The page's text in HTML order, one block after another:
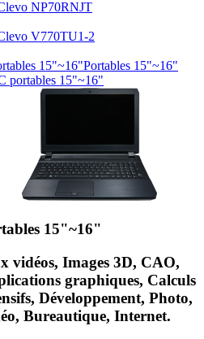
NP70RNJT
V770TU1-2
Portables 15"~16"
portables 15"~16"
15"~16"
vidéos, Images 3D, CAO,
graphiques, Calculs
Développement, Photo,
Bureautique, Internet.